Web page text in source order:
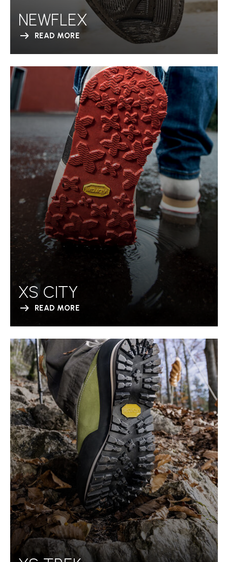
NEWFLEX
READ MORE
XS CITY
READ MORE